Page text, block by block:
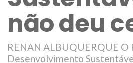
não deu
RENAN ALBUQUERQUE O
Desenvolvimento